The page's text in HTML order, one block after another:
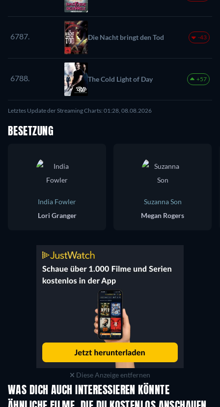
6787. Die Nacht bringt den Tod -43
6788. The Cold Light of Day +57
Letztes Update der Streaming Charts: 01:28, 08.08.2026
BESETZUNG
India Fowler
Lori Granger
Suzanna Son
Megan Rogers
Diese Anzeige entfernen
WAS DICH AUCH INTERESSIEREN KÖNNTE